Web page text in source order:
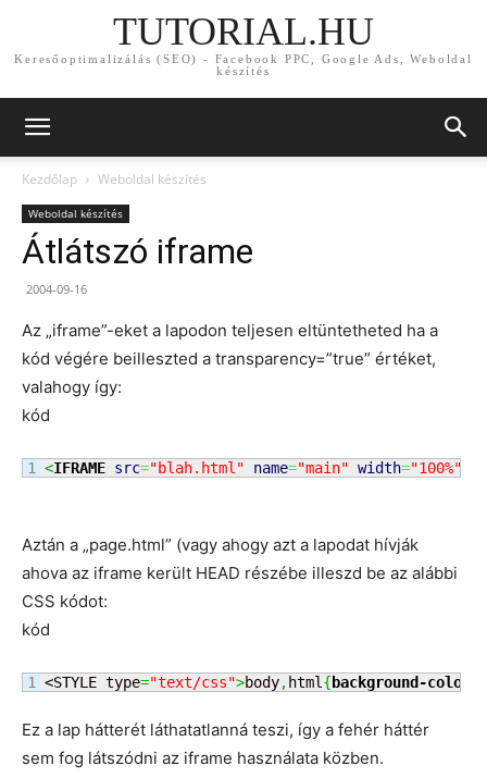
TUTORIAL.HU
Keresőoptimalizálás (SEO) - Facebook PPC, Google Ads, Weboldal
készítés
Kezdőlap Weboldal készítés
Weboldal készítés
Átlátszó iframe
2004-09-16
Az „iframe”-eket a lapodon teljesen eltüntetheted ha a
kód végére beilleszted a transparency=”true” értéket,
valahogy így:
kód
<IFRAME src="blah.html" name="main" width="100%"
Aztán a „page.html” (vagy ahogy azt a lapodat hívják
ahova az iframe került HEAD részébe illeszd be az alábbi
CSS kódot:
kód
<STYLE type="text/css">body,html {background-color
Ez a lap hátterét láthatatlanná teszi, így a fehér háttér
sem fog látszódni az iframe használata közben.